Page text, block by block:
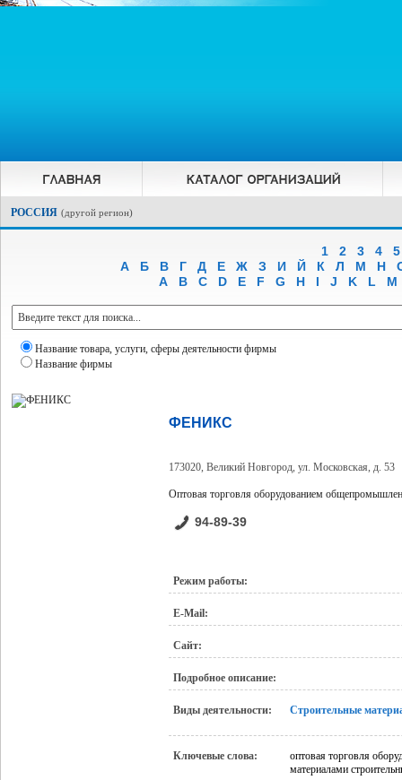
РОССИЯ (другой регион)
1 2 3 4
5
А
Б В Г Д Е Ж З И Й К Л М Н
A
B C D E F G H I J K L M
Название товара, услуги, сферы деятельности фирмы
Название фирмы
ФЕНИКС
173020, Великий Новгород, ул. Московская, д. 53
Оптовая торговля оборудованием
94-89-39
Режим работы:
E-Mail:
Сайт:
Подробное описание:
Виды деятельности: Строительные
Ключевые слова:
оптовая торговля
материалами